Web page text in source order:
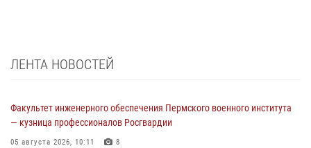
ЛЕНТА НОВОСТЕЙ
Факультет инженерного обеспечения Пермского военного института
— кузница профессионалов Росгвардии
05 августа 2026, 10:11 8